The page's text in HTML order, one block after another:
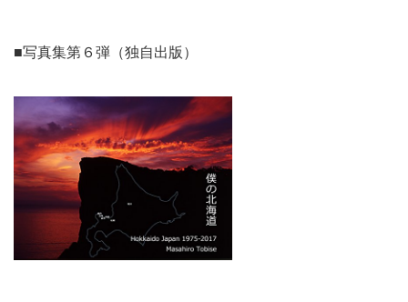
■写真集第６弾（独自出版）